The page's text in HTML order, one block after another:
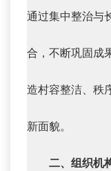
通过集中整治与
合，不断巩固成
造村容整洁、秩
新面貌。
二、组织机